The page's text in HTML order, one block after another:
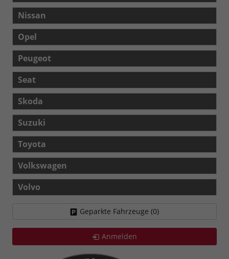
Nissan
Opel
Peugeot
Seat
Skoda
Suzuki
Toyota
Volkswagen
Volvo
Geparkte Fahrzeuge (0)
Anmelden